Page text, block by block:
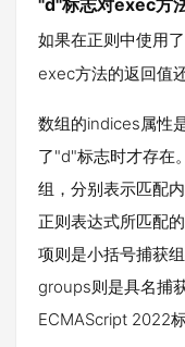
"d"标志对exec方
如果在正则中使用
exec方法的返回值
数组的indices属性
了"d"标志时才存在
组，分别表示匹配
正则表达式所匹配
项则是小括号捕获
groups则是具名捕
ECMAScript 2022标